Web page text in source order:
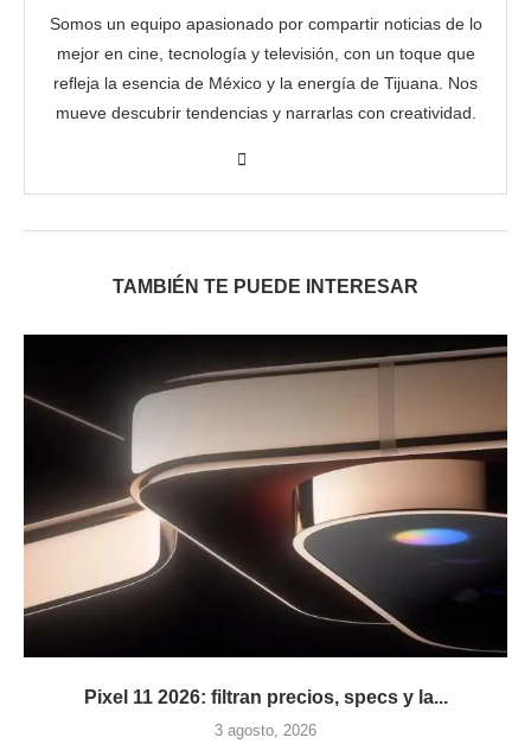
Somos un equipo apasionado por compartir noticias de lo
mejor en cine, tecnología y televisión, con un toque que
refleja la esencia de México y la energía de Tijuana. Nos
mueve descubrir tendencias y narrarlas con creatividad.
TAMBIÉN TE PUEDE INTERESAR
Pixel 11 2026: filtran precios, specs y la...
3 agosto, 2026